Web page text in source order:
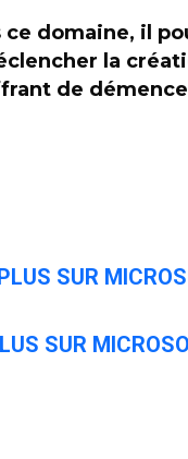
domaine, il
la
de
SUR
SUR